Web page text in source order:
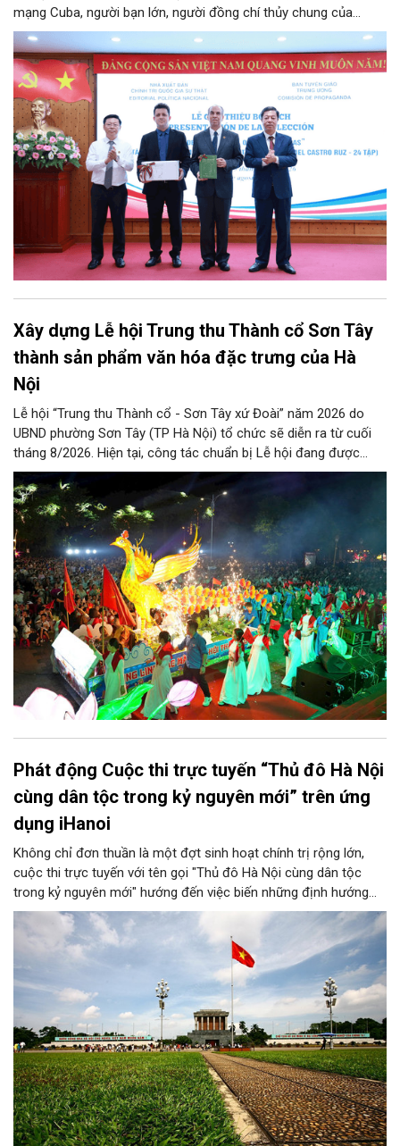
mạng Cuba, người bạn lớn, người đồng chí thủy chung của
Đảng, Nhà nước và nhân dân Việt Nam, chiều 5/8, tại Hà Nội,
Nhà xuất bản Chính trị quốc gia Sự thật phối hợp với Ban Tuyên
giáo Trung ương tổ chức Lễ giới thiệu bộ sách “Tuyển tập các
tác phẩm chọn lọc của Tổng Tư lệnh Fidel Castro Ruz” gồm 24
tập bằng tiếng Tây Ban Nha.
Xây dựng Lễ hội Trung thu Thành cổ Sơn Tây
thành sản phẩm văn hóa đặc trưng của Hà
Nội
Lễ hội “Trung thu Thành cổ - Sơn Tây xứ Đoài” năm 2026 do
UBND phường Sơn Tây (TP Hà Nội) tổ chức sẽ diễn ra từ cuối
tháng 8/2026. Hiện tại, công tác chuẩn bị Lễ hội đang được
chính quyền phường Sơn Tây cùng các phòng, ban, ngành, đơn
vị và 25 tổ dân phố khẩn trương triển khai, tạo khí thế sôi nổi,
sẵn sàng mang đến cho Nhân dân và du khách một mùa Trung
thu quy mô, đặc sắc và giàu bản sắc văn hóa xứ Đoài.
Phát động Cuộc thi trực tuyến “Thủ đô Hà Nội
cùng dân tộc trong kỷ nguyên mới” trên ứng
dụng iHanoi
Không chỉ đơn thuần là một đợt sinh hoạt chính trị rộng lớn,
cuộc thi trực tuyến với tên gọi "Thủ đô Hà Nội cùng dân tộc
trong kỷ nguyên mới" hướng đến việc biến những định hướng
chiến lược trong Nghị quyết số 02-NQ/TW của Bộ Chính trị
thành niềm tin, thành nhận thức chung của mỗi người dân.